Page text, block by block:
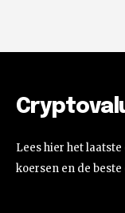
Lees hier het
koersen en de